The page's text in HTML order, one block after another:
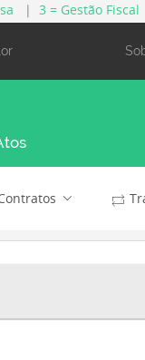
| 3 = Gestão Fiscal